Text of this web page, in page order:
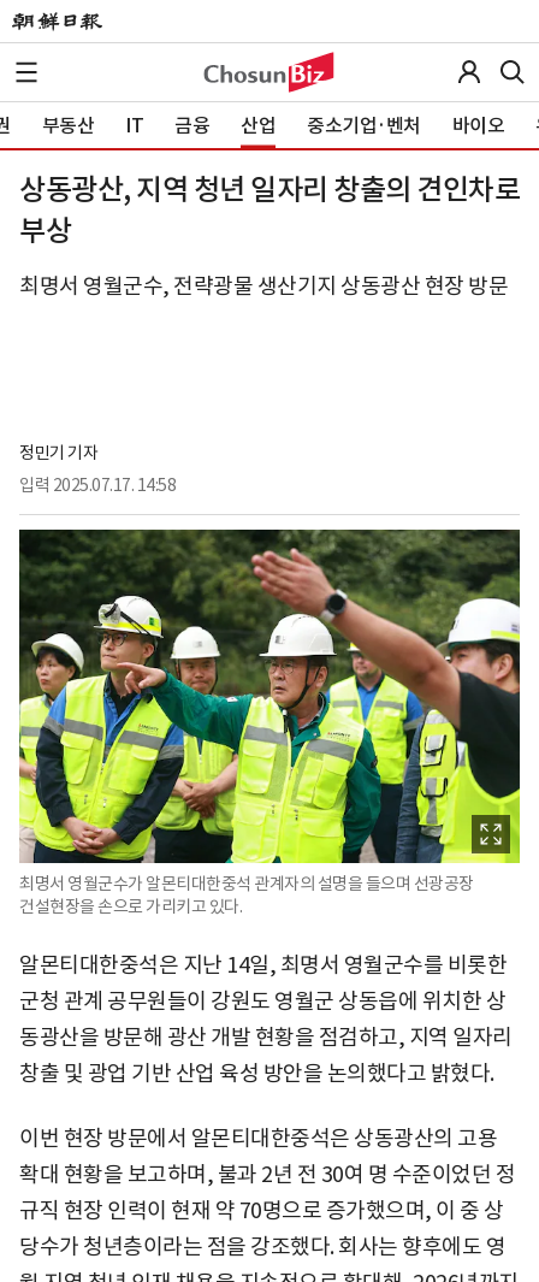
부동산 IT 금융 산업 중소기업·벤처 바이오
상동광산, 지역 청년 일자리 창출의 견인차로
부상
최명서 영월군수, 전략광물 생산기지 상동광산 현장 방문
정민기 기자
입력 2025.07.17. 14:58
최명서 영월군수가 알몬티대한중석 관계자의 설명을 들으며 선광공장
건설현장을 손으로 가리키고 있다.
알몬티대한중석은 지난 14일, 최명서 영월군수를 비롯한
군청 관계 공무원들이 강원도 영월군 상동읍에 위치한 상
동광산을 방문해 광산 개발 현황을 점검하고, 지역 일자리
창출 및 광업 기반 산업 육성 방안을 논의했다고 밝혔다.
이번 현장 방문에서 알몬티대한중석은 상동광산의 고용
확대 현황을 보고하며, 불과 2년 전 30여 명 수준이었던 정
규직 현장 인력이 현재 약 70명으로 증가했으며, 이 중 상
당수가 청년층이라는 점을 강조했다. 회사는 향후에도 영